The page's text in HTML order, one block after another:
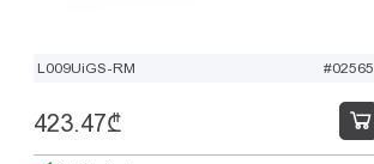
L009UiGS-RM #02565
423.47₾